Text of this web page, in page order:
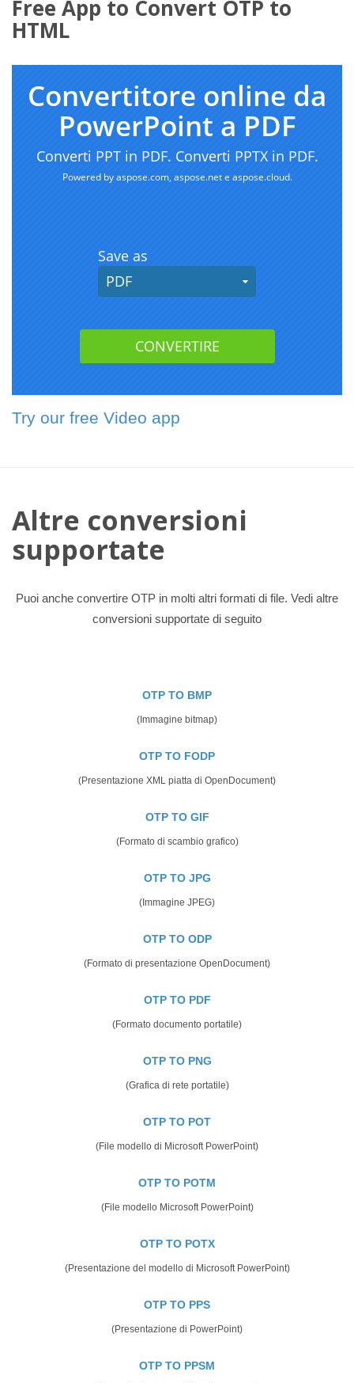
Free App to Convert OTP to
HTML
Try our free Video app
Altre conversioni
supportate
Puoi anche convertire OTP in molti altri formati di file. Vedi altre
conversioni supportate di seguito
OTP TO BMP
(Immagine bitmap)
OTP TO FODP
(Presentazione XML piatta di OpenDocument)
OTP TO GIF
(Formato di scambio grafico)
OTP TO JPG
(Immagine JPEG)
OTP TO ODP
(Formato di presentazione OpenDocument)
OTP TO PDF
(Formato documento portatile)
OTP TO PNG
(Grafica di rete portatile)
OTP TO POT
(File modello di Microsoft PowerPoint)
OTP TO POTM
(File modello Microsoft PowerPoint)
OTP TO POTX
(Presentazione del modello di Microsoft PowerPoint)
OTP TO PPS
(Presentazione di PowerPoint)
OTP TO PPSM